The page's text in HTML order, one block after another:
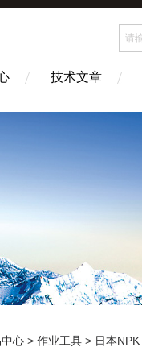
技术文章
心 > 作业工具 > 日本NPK